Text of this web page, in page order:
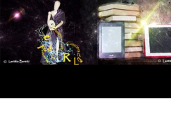
Aller
au
contenu